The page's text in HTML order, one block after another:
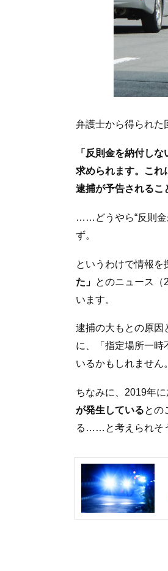
弁護士から得られた
「反則金を納付し
求められます。これ
逮捕が予告されるこ
……どうやら“反則金
ず。
というわけで情報を
た」 とのニュース（
います。
逮捕の大もとの原因
に、「指定場所一時
いるかもしれません。
ちなみに、2019年に
が発生しているとの
る……と考えられそ